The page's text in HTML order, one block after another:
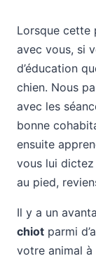
Lorsque cette
avec vous, si
d’éducation
chien. Nous
avec les
bonne
ensuite
vous lui dictez
au pied,
Il y a un
chiot parmi
votre animal à